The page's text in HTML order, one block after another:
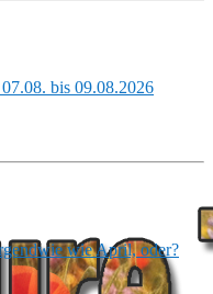
bis 09.08.2026
wie April, oder?